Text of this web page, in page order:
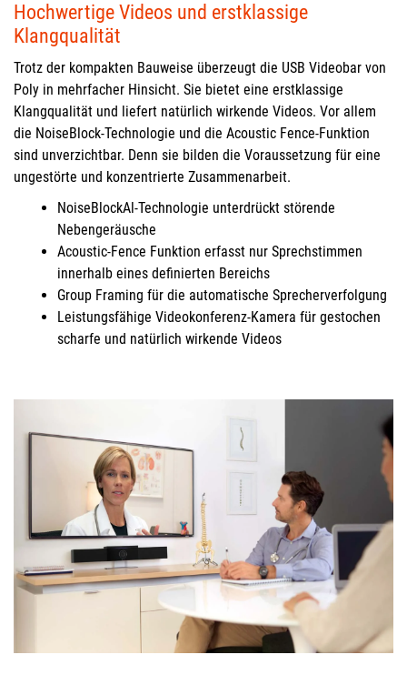
Hochwertige Videos und erstklassige
Klangqualität
Trotz der kompakten Bauweise überzeugt die USB Videobar von
Poly in mehrfacher Hinsicht. Sie bietet eine erstklassige
Klangqualität und liefert natürlich wirkende Videos. Vor allem
die NoiseBlock-Technologie und die Acoustic Fence-Funktion
sind unverzichtbar. Denn sie bilden die Voraussetzung für eine
ungestörte und konzentrierte Zusammenarbeit.
NoiseBlockAl-Technologie unterdrückt störende
Nebengeräusche
Acoustic-Fence Funktion erfasst nur Sprechstimmen
innerhalb eines definierten Bereichs
Group Framing für die automatische Sprecherverfolgung
Leistungsfähige Videokonferenz-Kamera für gestochen
scharfe und natürlich wirkende Videos